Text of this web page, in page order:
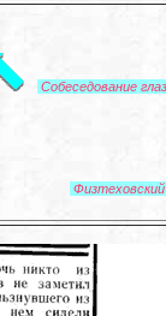
Собеседование